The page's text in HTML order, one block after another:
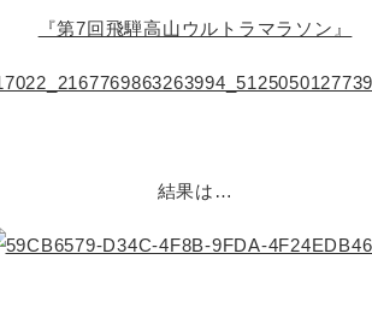
『第7回飛騨高山ウルトラマラソン』
結果は…